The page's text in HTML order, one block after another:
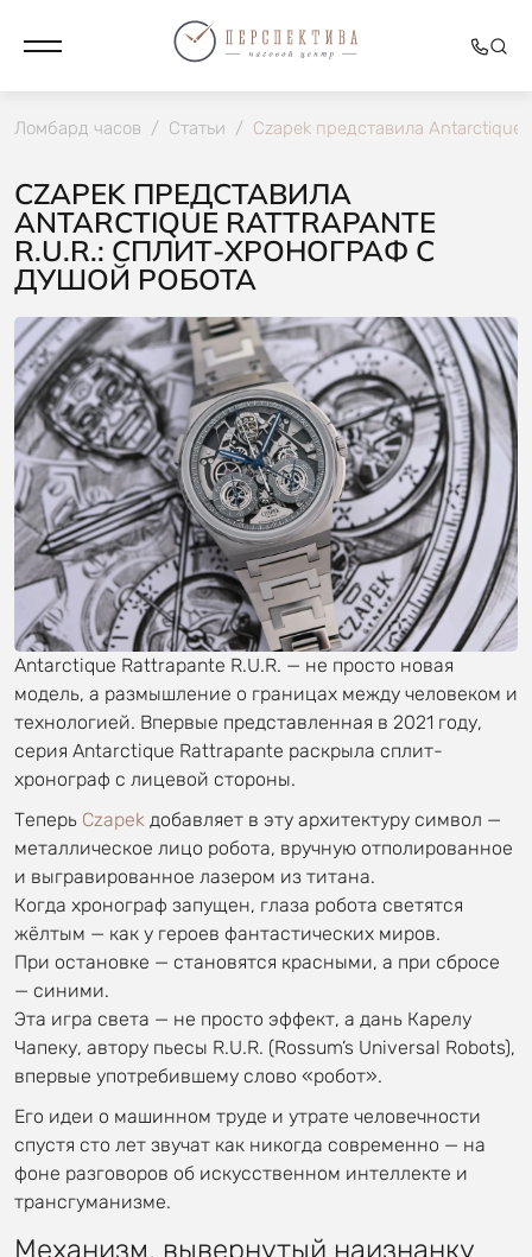
Ломбард часов / Статьи / Czapek представила
CZAPEK ПРЕДСТАВИЛА
ANTARCTIQUE RATTRAPANTE
R.U.R.: СПЛИТ-ХРОНОГРАФ С
ДУШОЙ РОБОТА
Antarctique Rattrapante R.U.R. — не просто новая
модель, а размышление о границах между человеком и
технологией. Впервые представленная в 2021 году,
серия Antarctique Rattrapante раскрыла сплит-
хронограф с лицевой стороны.
Теперь Czapek добавляет в эту архитектуру символ —
металлическое лицо робота, вручную отполированное
и выгравированное лазером из титана.
Когда хронограф запущен, глаза робота светятся
жёлтым — как у героев фантастических миров.
При остановке — становятся красными, а при сбросе
— синими.
Эта игра света — не просто эффект, а дань Карелу
Чапеку, автору пьесы R.U.R. (Rossum’s Universal Robots),
впервые употребившему слово «робот».
Его идеи о машинном труде и утрате человечности
спустя сто лет звучат как никогда современно — на
фоне разговоров об искусственном интеллекте и
трансгуманизме.
Механизм, вывернутый наизнанку